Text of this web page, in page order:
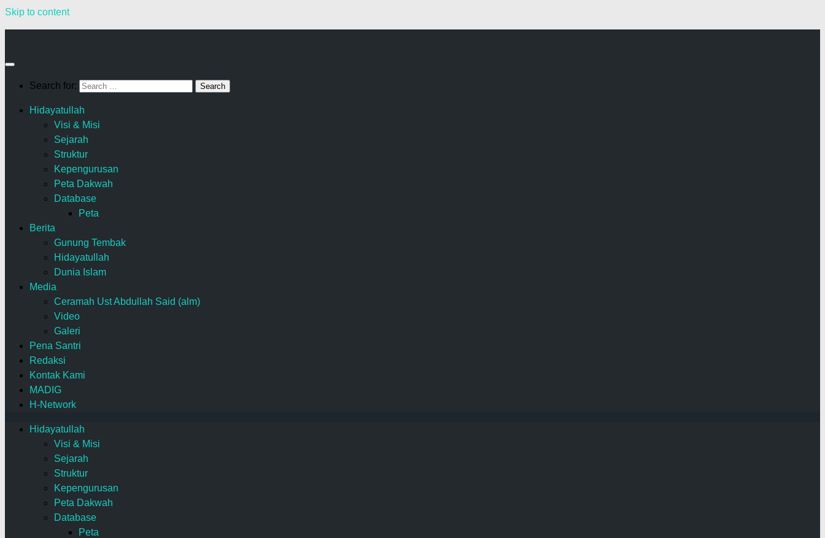
Skip to content
Search for:
Hidayatullah
Visi & Misi
Sejarah
Struktur
Kepengurusan
Peta Dakwah
Database
Peta
Berita
Gunung Tembak
Hidayatullah
Dunia Islam
Media
Ceramah Ust Abdullah Said (alm)
Video
Galeri
Pena Santri
Redaksi
Kontak Kami
MADIG
H-Network
Hidayatullah
Visi & Misi
Sejarah
Struktur
Kepengurusan
Peta Dakwah
Database
Peta